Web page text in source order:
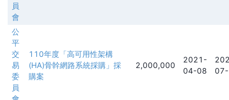
員
會
公
平
交
易
委
員
110年度「高可用性架構
(HA)骨幹網路系統採購」採
購案
2,000,000
2021-
04-08